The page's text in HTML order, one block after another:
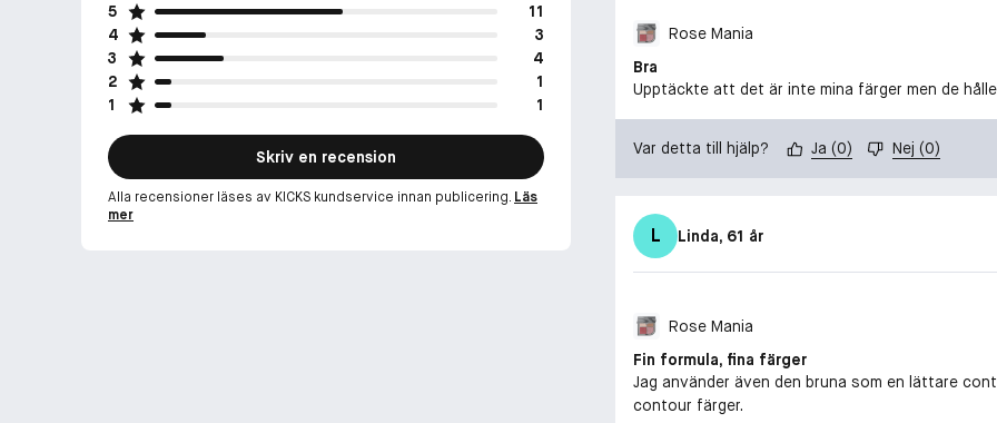
5
11
4
3
3
4
2
1
1
1
Skriv en recension
Alla recensioner läses av KICKS kundservice innan publicering. Läs
mer
Rose Mania
Bra
Upptäckte att det är inte mina färger men de
Var detta till hjälp? Ja (0) Nej (0)
L Linda, 61 år
Rose Mania
Fin formula, fina färger
Jag använder även den bruna som en lättare
contour färger.